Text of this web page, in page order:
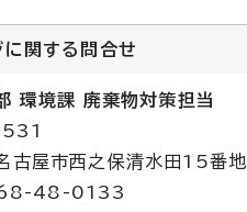
に関する 問合せ
環境課 廃棄物対策担当
古屋市西之保清水田15番地
48-0133